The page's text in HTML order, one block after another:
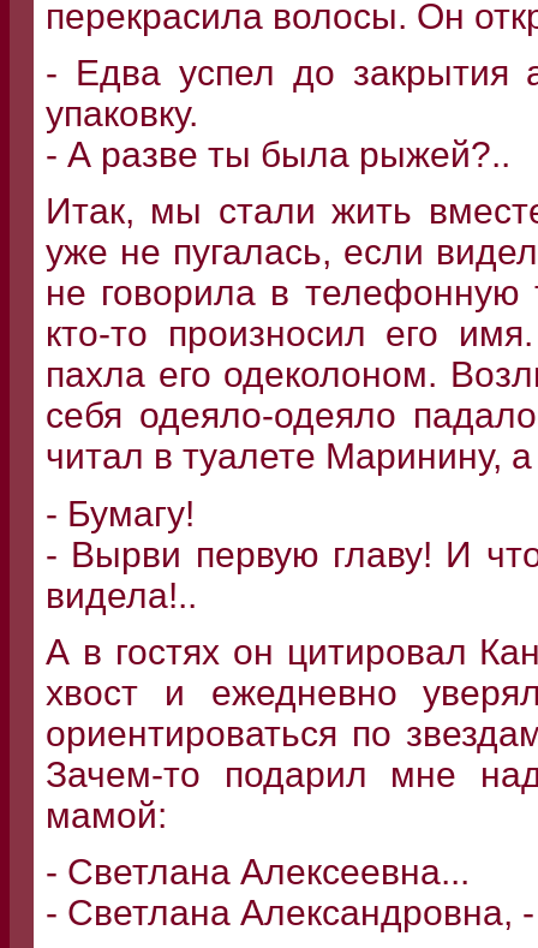
перекрасила волосы. Он
- Едва успел до закрытия
упаковку.
- А разве ты была рыжей?..
Итак, мы стали жить
уже не пугалась, если
не говорила в телефонную
кто-то произносил его
пахла его одеколоном.
себя одеяло-одеяло
читал в туалете Маринину,
- Бумагу!
- Вырви первую главу! И
видела!..
А в гостях он цитировал
хвост и ежедневно
ориентироваться по
Зачем-то подарил мне
мамой:
- Светлана Алексеевна...
- Светлана Александровна,